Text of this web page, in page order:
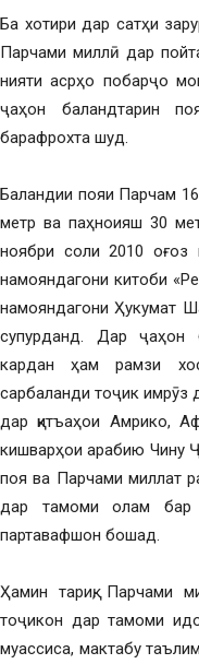
Ба хотири дар сатҳи
Парчами миллӣ дар
нияти асрҳо побарҷо
ҷаҳон баландтарин
барафрохта шуд.
Баландии пояи Парчам
метр ва паҳноияш 30
ноябри соли 2010
намояндагони китоби
намояндагони Ҳукумат
супурданд. Дар ҷаҳон
кардан ҳам рамзи
сарбаланди тоҷик имрӯз
дар қитъаҳои Амрико,
кишварҳои арабию Чину
поя ва Парчами миллат
дар тамоми олам бар
партавафшон бошад.
Ҳамин тариқ, Парчами
тоҷикон дар тамоми
муассиса, мактабу